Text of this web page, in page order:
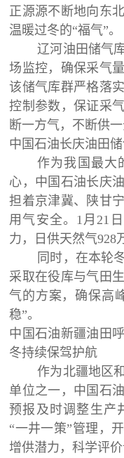
正源源不断地向东
温暖过冬的“福气”。
辽河油田储气
场监控，确保采气
该储气库群严格落
控制参数，保证采
断一方气，不断供一
中国石油长庆油田
作为我国最大
心，中国石油长庆
担着京津冀、陕甘
用气安全。1月21
力，日供天然气928
同时，在本轮
采取在役库与气田
气的方案，确保高
稳”。
中国石油新疆油田
冬持续保驾护航
作为北疆地区
单位之一，中国石
预报及时调整生产
“一井一策”管理，
增供潜力，科学评价